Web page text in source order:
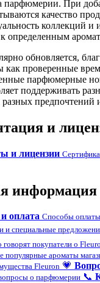
парфюмерии. При
качество
коллекций и
определенным
обновляется,
как проверенные
парфюмерные
поддерживать
разных предпочтений
и
и лицензии
информация
оплата Способы оплаты
и специальные
говорят покупатели о
популярные ароматы
Fleuron 💗
о парфюмерии 📞